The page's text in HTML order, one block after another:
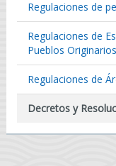
Regulaciones de
Regulaciones de
Pueblos Originarios
Regulaciones de
Decretos y